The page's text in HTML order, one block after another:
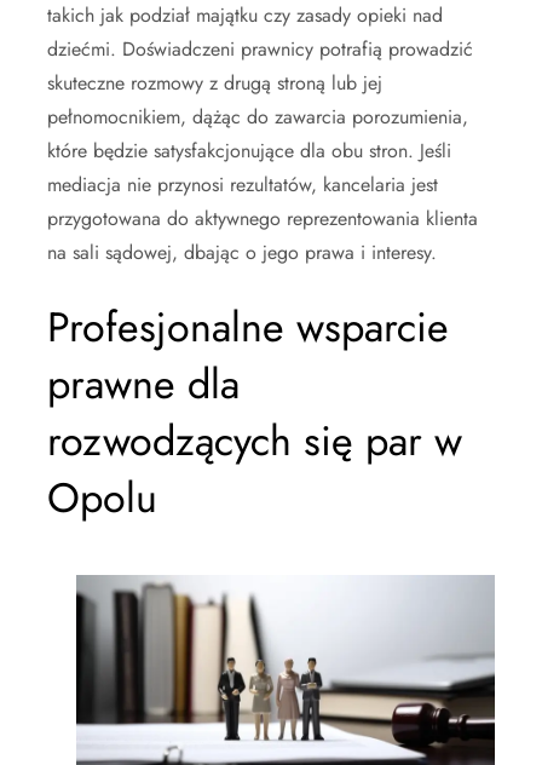
takich jak podział majątku czy zasady opieki nad
dziećmi. Doświadczeni prawnicy potrafią prowadzić
skuteczne rozmowy z drugą stroną lub jej
pełnomocnikiem, dążąc do zawarcia porozumienia,
które będzie satysfakcjonujące dla obu stron. Jeśli
mediacja nie przynosi rezultatów, kancelaria jest
przygotowana do aktywnego reprezentowania klienta
na sali sądowej, dbając o jego prawa i interesy.
Profesjonalne wsparcie
prawne dla
rozwodzących się par w
Opolu